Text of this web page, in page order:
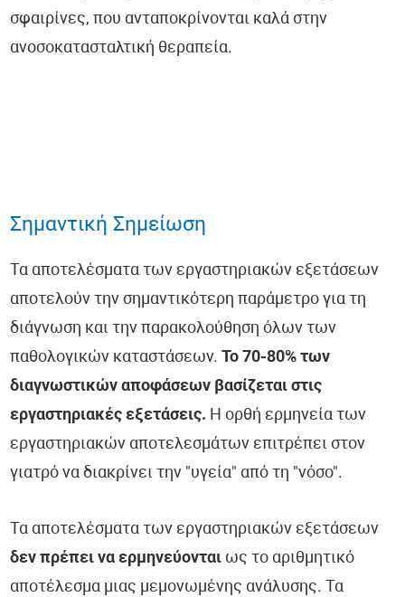
σφαιρίνες, που ανταποκρίνονται καλά στην
ανοσοκατασταλτική θεραπεία.
Σημαντική Σημείωση
Τα αποτελέσματα των εργαστηριακών εξετάσεων
αποτελούν την σημαντικότερη παράμετρο για τη
διάγνωση και την παρακολούθηση όλων των
παθολογικών καταστάσεων.Το 70-80% των
διαγνωστικών αποφάσεων βασίζεται στις
εργαστηριακές εξετάσεις. Η ορθή ερμηνεία των
εργαστηριακών αποτελεσμάτων επιτρέπει στον
γιατρό να διακρίνει την "υγεία" από τη "νόσο".
Τα αποτελέσματα των εργαστηριακών εξετάσεων
δεν πρέπει να ερμηνεύονται ως το αριθμητικό
αποτέλεσμα μιας μεμονωμένης ανάλυσης. Τα